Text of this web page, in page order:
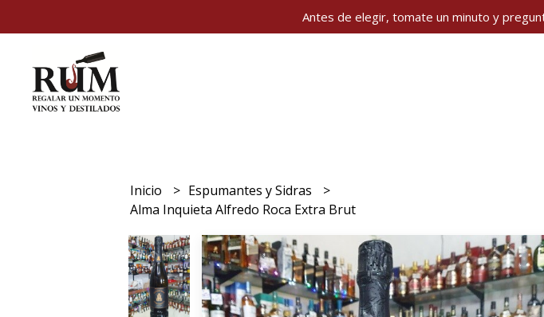
Antes de elegir, tomate un minuto y
Inicio
Espumantes y Sidras
Alma Inquieta Alfredo Roca Extra Brut